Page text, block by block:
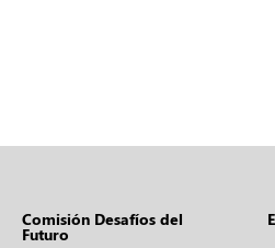
Comisión Desafíos del
Futuro